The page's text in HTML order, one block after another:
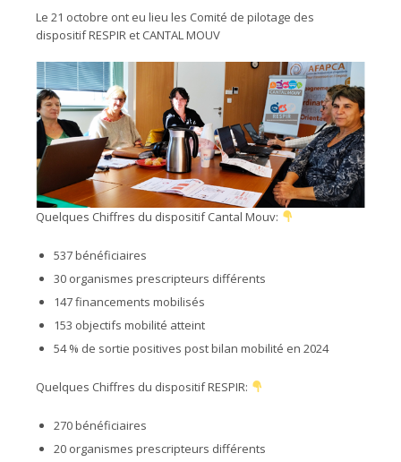
Le 21 octobre ont eu lieu les Comité de pilotage des
dispositif RESPIR et CANTAL MOUV
Quelques Chiffres du dispositif Cantal Mouv:
537 bénéficiaires
30 organismes prescripteurs différents
147 financements mobilisés
153 objectifs mobilité atteint
54 % de sortie positives post bilan mobilité en 2024
Quelques Chiffres du dispositif RESPIR:
270 bénéficiaires
20 organismes prescripteurs différents